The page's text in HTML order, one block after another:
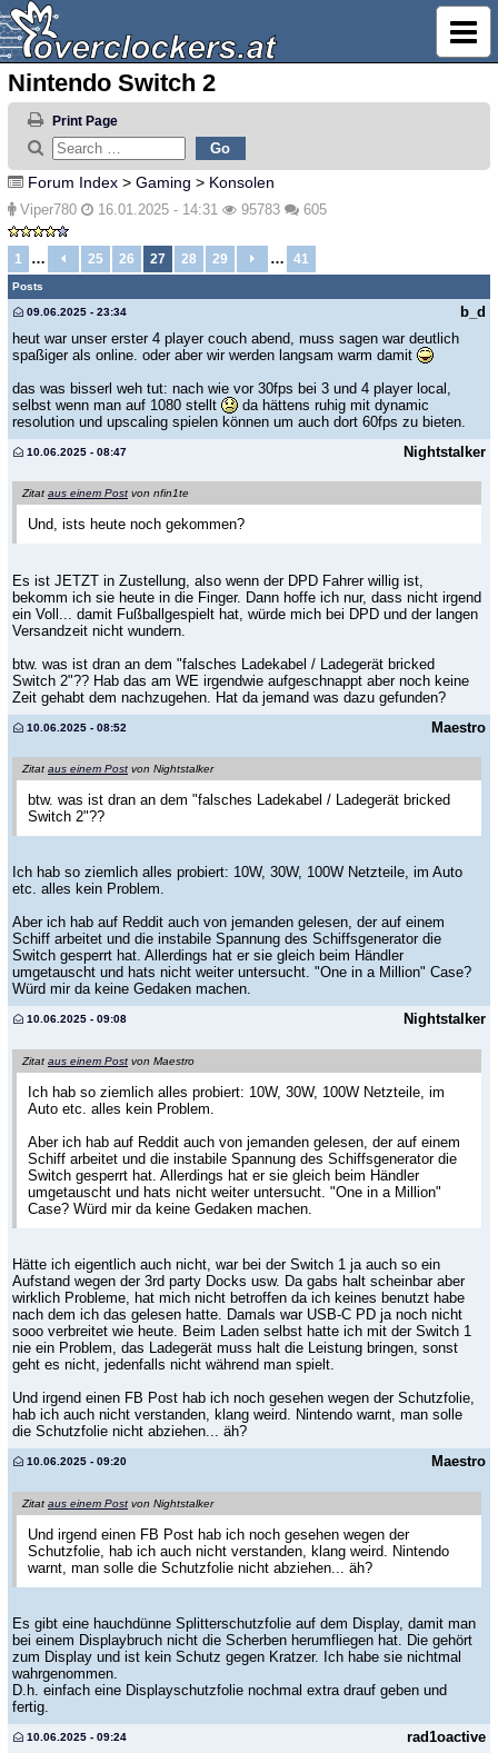
Nintendo Switch 2
Print Page
Forum Index > Gaming > Konsolen
Viper780 16.01.2025 - 14:31 95783 605
1 … 25 26 27 28 29 … 41
Posts
b_d
09.06.2025 - 23:34
heut war unser erster 4 player couch abend, muss sagen war deutlich
spaßiger als online. oder aber wir werden langsam warm damit
das was bisserl weh tut: nach wie vor 30fps bei 3 und 4 player local,
selbst wenn man auf 1080 stellt
da hättens ruhig mit dynamic
resolution und upscaling spielen können um auch dort 60fps zu bieten.
Nightstalker
10.06.2025 - 08:47
Zitat aus einem Post von nfin1te
Und, ists heute noch gekommen?
Es ist JETZT in Zustellung, also wenn der DPD Fahrer willig ist,
bekomm ich sie heute in die Finger. Dann hoffe ich nur, dass nicht irgend
ein Voll... damit Fußballgespielt hat, würde mich bei DPD und der langen
Versandzeit nicht wundern.
btw. was ist dran an dem "falsches Ladekabel / Ladegerät bricked
Switch 2"?? Hab das am WE irgendwie aufgeschnappt aber noch keine
Zeit gehabt dem nachzugehen. Hat da jemand was dazu gefunden?
Maestro
10.06.2025 - 08:52
Zitat aus einem Post von Nightstalker
btw. was ist dran an dem "falsches Ladekabel / Ladegerät bricked
Switch 2"??
Ich hab so ziemlich alles probiert: 10W, 30W, 100W Netzteile, im Auto
etc. alles kein Problem.
Aber ich hab auf Reddit auch von jemanden gelesen, der auf einem
Schiff arbeitet und die instabile Spannung des Schiffsgenerator die
Switch gesperrt hat. Allerdings hat er sie gleich beim Händler
umgetauscht und hats nicht weiter untersucht. "One in a Million" Case?
Würd mir da keine Gedaken machen.
Nightstalker
10.06.2025 - 09:08
Zitat aus einem Post von Maestro
Ich hab so ziemlich alles probiert: 10W, 30W, 100W Netzteile, im
Auto etc. alles kein Problem.
Aber ich hab auf Reddit auch von jemanden gelesen, der auf einem
Schiff arbeitet und die instabile Spannung des Schiffsgenerator die
Switch gesperrt hat. Allerdings hat er sie gleich beim Händler
umgetauscht und hats nicht weiter untersucht. "One in a Million"
Case? Würd mir da keine Gedaken machen.
Hätte ich eigentlich auch nicht, war bei der Switch 1 ja auch so ein
Aufstand wegen der 3rd party Docks usw. Da gabs halt scheinbar aber
wirklich Probleme, hat mich nicht betroffen da ich keines benutzt habe
nach dem ich das gelesen hatte. Damals war USB-C PD ja noch nicht
sooo verbreitet wie heute. Beim Laden selbst hatte ich mit der Switch 1
nie ein Problem, das Ladegerät muss halt die Leistung bringen, sonst
geht es nicht, jedenfalls nicht während man spielt.
Und irgend einen FB Post hab ich noch gesehen wegen der Schutzfolie,
hab ich auch nicht verstanden, klang weird. Nintendo warnt, man solle
die Schutzfolie nicht abziehen... äh?
Maestro
10.06.2025 - 09:20
Zitat aus einem Post von Nightstalker
Und irgend einen FB Post hab ich noch gesehen wegen der
Schutzfolie, hab ich auch nicht verstanden, klang weird. Nintendo
warnt, man solle die Schutzfolie nicht abziehen... äh?
Es gibt eine hauchdünne Splitterschutzfolie auf dem Display, damit man
bei einem Displaybruch nicht die Scherben herumfliegen hat. Die gehört
zum Display und ist kein Schutz gegen Kratzer. Ich habe sie nichtmal
wahrgenommen.
D.h. einfach eine Displayschutzfolie nochmal extra drauf geben und
fertig.
rad1oactive
10.06.2025 - 09:24